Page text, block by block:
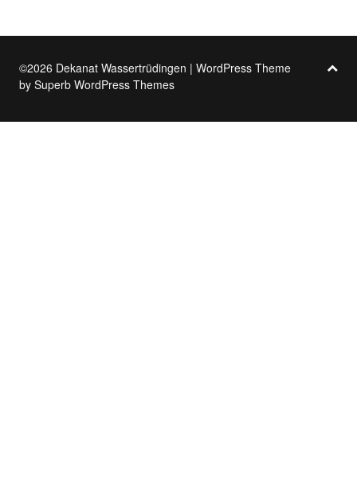
©2026 Dekanat Wassertrüdingen | WordPress Theme
by Superb WordPress Themes